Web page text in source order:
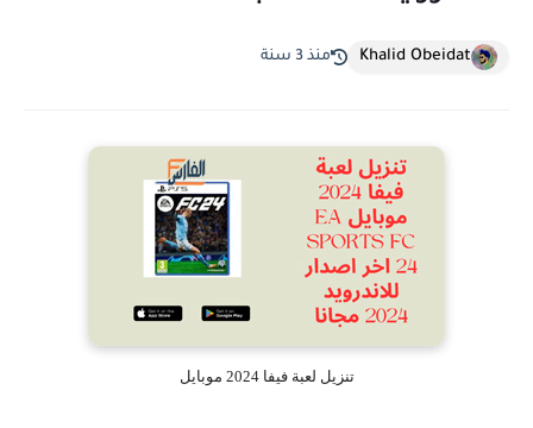
Khalid Obeidat منذ 3 سنة
تنزيل لعبة فيفا 2024 موبايل